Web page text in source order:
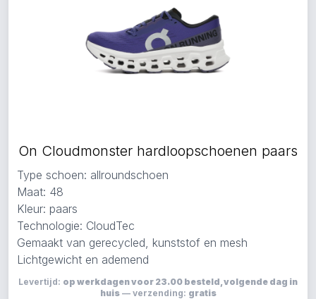
On Cloudmonster hardloopschoenen paars
Type schoen: allroundschoen
Maat: 48
Kleur: paars
Technologie: CloudTec
Gemaakt van gerecycled, kunststof en mesh
Lichtgewicht en ademend
Levertijd: op werkdagen voor 23.00 besteld, volgende dag in
huis— verzending: gratis